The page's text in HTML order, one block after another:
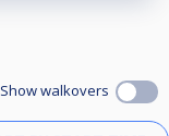
Show walkovers